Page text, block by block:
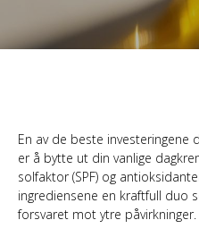
En av de beste investeringene
er å bytte ut din vanlige
solfaktor (SPF) og
ingrediensene en kraftfull duo
forsvaret mot ytre påvirkninger.